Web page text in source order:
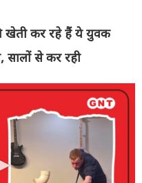
खेती कर रहे हैं ये युवक
सालों से कर रही